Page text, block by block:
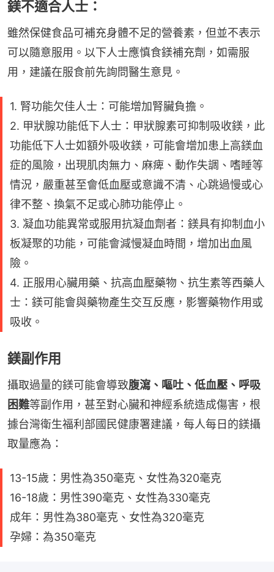
鎂不適合人士：
雖然保健食品可補充身體不足的營養素，但並不表示
可以隨意服用。以下人士應慎食鎂補充劑，如需服
用，建議在服食前先詢問醫生意見。
1. 腎功能欠佳人士：可能增加腎臟負擔。
2. 甲狀腺功能低下人士：甲狀腺素可抑制吸收鎂，此
功能低下人士如額外吸收鎂，可能會增加患上高鎂血
症的風險，出現肌肉無力、麻痺、動作失調、嗜睡等
情況，嚴重甚至會低血壓或意識不清、心跳過慢或心
律不整、換氣不足或心肺功能停止。
3. 凝血功能異常或服用抗凝血劑者：鎂具有抑制血小
板凝聚的功能，可能會減慢凝血時間，增加出血風
險。
4. 正服用心臟用藥、抗高血壓藥物、抗生素等西藥人
士：鎂可能會與藥物產生交互反應，影響藥物作用或
吸收。
鎂副作用
攝取過量的鎂可能會導致腹瀉、嘔吐、低血壓、呼吸
困難等副作用，甚至對心臟和神經系統造成傷害，根
據台灣衛生福利部國民健康署建議，每人每日的鎂攝
取量應為：
13-15歲：男性為350毫克、女性為320毫克
16-18歲：男性390毫克、女性為330毫克
成年：男性為380毫克、女性為320毫克
孕婦：為350毫克